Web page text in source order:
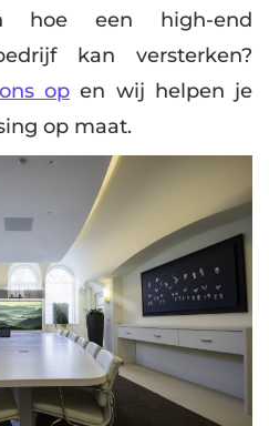
hoe een high-end
kan versterken?
op en wij helpen je
op maat.